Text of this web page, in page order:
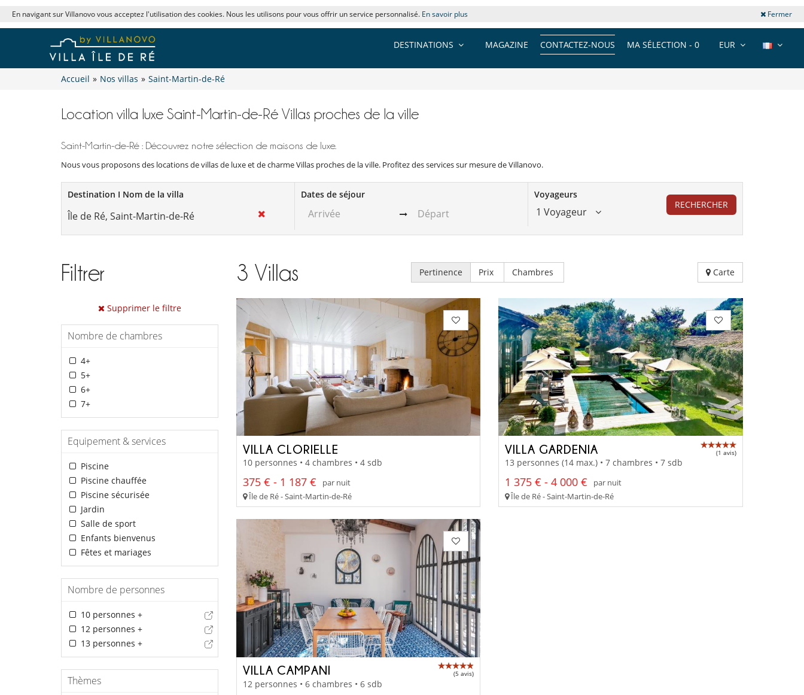
En navigant sur Villanovo vous acceptez l'utilisation des cookies. Nous les utilisons pour vous offrir un service personnalisé. En savoir plus Fermer
EUR
MA SÉLECTION - 0
CONTACTEZ-NOUS
MAGAZINE
DESTINATIONS
Accueil » Nos villas » Saint-Martin-de-Ré
Location villa luxe Saint-Martin-de-Ré Villas proches de la ville
Saint-Martin-de-Ré : Découvrez notre sélection de maisons de luxe.
Nous vous proposons des locations de villas de luxe et de charme Villas proches de la ville. Profitez des services sur mesure de Villanovo.
Destination I Nom de la villa Dates de séjour Voyageurs
1 Voyageur
RECHERCHER
Filtrer
Supprimer le filtre
Nombre de chambres
4+
5+
6+
7+
Equipement & services
Piscine
Piscine chauffée
Piscine sécurisée
Jardin
Salle de sport
Enfants bienvenus
Fêtes et mariages
Nombre de personnes
10 personnes +
12 personnes +
13 personnes +
Thèmes
3 Villas Pertinence Prix Chambres Carte
VILLA CLORIELLE
10 personnes • 4 chambres • 4 sdb
375 € - 1 187 €
par nuit
Île de Ré - Saint-Martin-de-Ré
VILLA GARDENIA (1 avis)
13 personnes (14 max.) • 7 chambres • 7 sdb
1 375 € - 4 000 €
par nuit
Île de Ré - Saint-Martin-de-Ré
VILLA CAMPANI (5 avis)
12 personnes • 6 chambres • 6 sdb